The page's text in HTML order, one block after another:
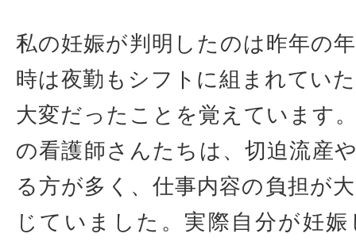
私の妊娠が判明したのは昨年の
時は夜勤もシフトに組まれてい
大変だったことを覚えています
の看護師さんたちは、切迫流産
る方が多く、仕事内容の負担が
じていました。実際自分が妊